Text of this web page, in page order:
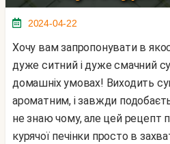
2024-04-22
Хочу вам запропонувати в якості обіду приготувати
дуже ситний і дуже смачний
домашніх умовах! Виходить
ароматним, і завжди
не знаю чому, але цей рецепт
курячої печінки просто в